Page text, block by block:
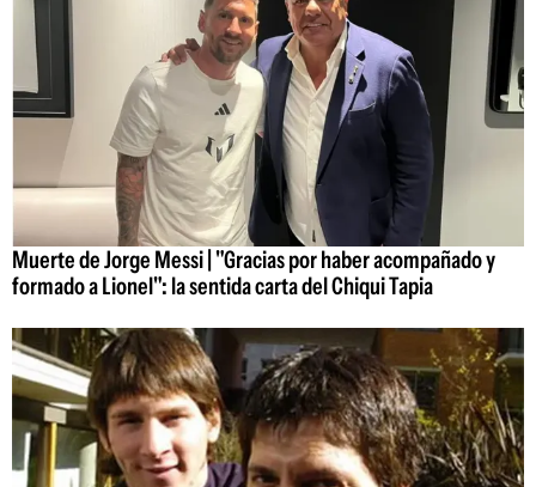
Muerte de Jorge Messi | "Gracias por haber acompañado y
formado a Lionel": la sentida carta del Chiqui Tapia